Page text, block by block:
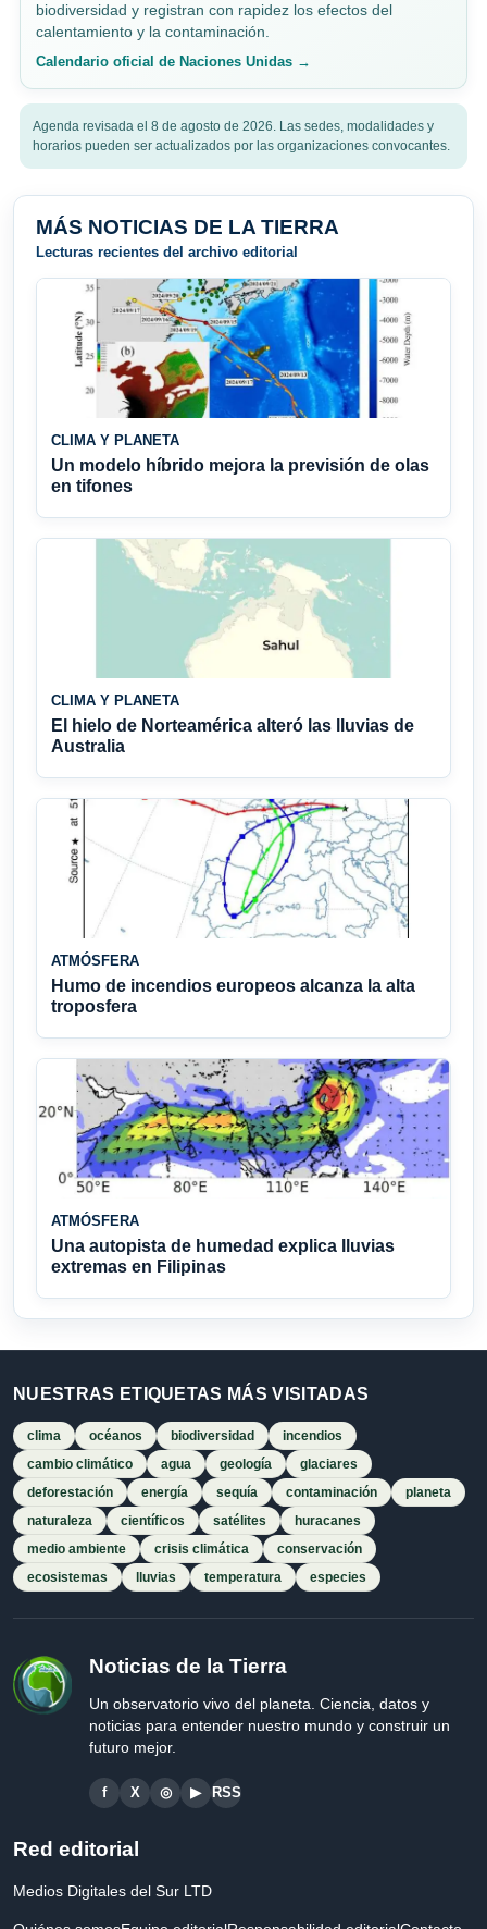
biodiversidad y registran con rapidez los efectos del
calentamiento y la contaminación.
Calendario oficial de Naciones Unidas →
Agenda revisada el 8 de agosto de 2026. Las sedes, modalidades y
horarios pueden ser actualizados por las organizaciones convocantes.
MÁS NOTICIAS DE LA TIERRA
Lecturas recientes del archivo editorial
CLIMA Y PLANETA
Un modelo híbrido mejora la previsión de olas
en tifones
CLIMA Y PLANETA
El hielo de Norteamérica alteró las lluvias de
Australia
ATMÓSFERA
Humo de incendios europeos alcanza la alta
troposfera
ATMÓSFERA
Una autopista de humedad explica lluvias
extremas en Filipinas
NUESTRAS ETIQUETAS MÁS VISITADAS
clima océanos biodiversidad
incendios
cambio climático
agua geología
glaciares
deforestación
energía sequía contaminación
planeta
naturaleza
científicos satélites
huracanes
medio ambiente
crisis climática
conservación
ecosistemas
lluvias temperatura especies
Noticias de la Tierra
Un observatorio vivo del planeta. Ciencia, datos y
noticias para entender nuestro mundo y construir un
futuro mejor.
f X ◎ ▶ RSS
Red editorial
Medios Digitales del Sur LTD